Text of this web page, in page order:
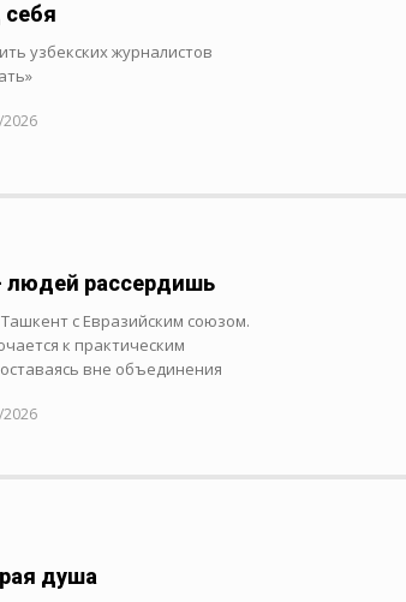
себя
узбекских журналистов
рассердишь
с Евразийским союзом.
к практическим
вне объединения
душа